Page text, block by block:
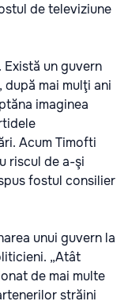
de televiziune
un guvern
mai mulţi ani
imaginea
Acum Timofti
riscul de a-şi
fostul consilier
unui guvern la
„Atât
de mai multe
străini